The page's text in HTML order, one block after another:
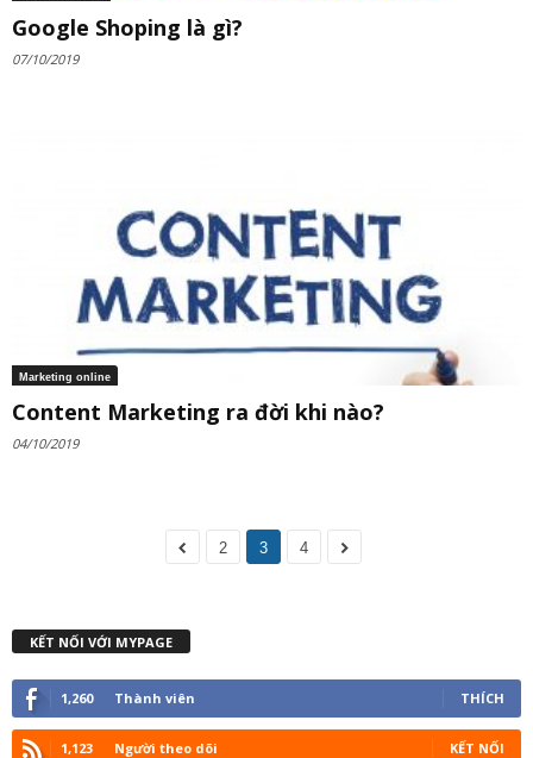
Google Shoping là gì?
07/10/2019
Marketing online
Content Marketing ra đời khi nào?
04/10/2019
2 3 4
KẾT NỐI VỚI MYPAGE
1,260 Thành viên THÍCH
1,123 Người theo dõi KẾT NỐI